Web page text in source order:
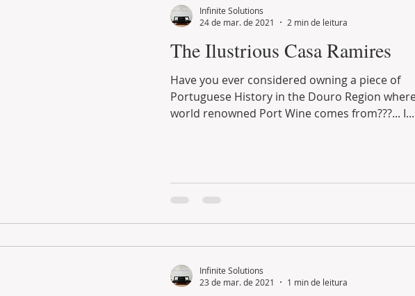
The Ilustrious Casa Ramires
Have you ever considered owning a piece of
Portuguese History in the Douro Region where the
world renowned Port Wine comes from???... I...
Infinite Solutions
24 de mar. de 2021
2 min de leitura
Infinite Solutions
23 de mar. de 2021
1 min de leitura